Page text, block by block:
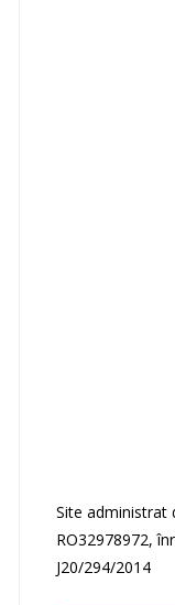
Site administrat
RO32978972,
J20/294/2014